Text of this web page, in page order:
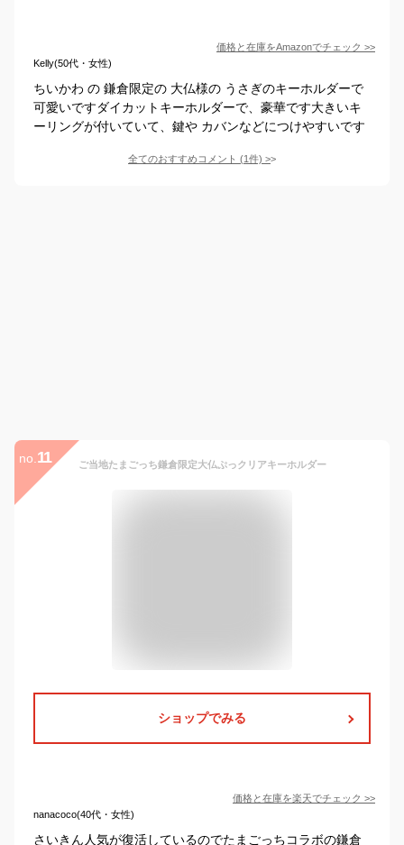
価格と在庫をAmazonでチェック >>
Kelly(50代・女性)
ちいかわ の 鎌倉限定の 大仏様の うさぎのキーホルダーで
可愛いですダイカットキーホルダーで、豪華です大きいキ
ーリングが付いていて、鍵や カバンなどにつけやすいです
全てのおすすめコメント (1件) >
no. 11 ご当地たまごっち鎌倉限定大仏ぷっクリアキーホルダー
ショップでみる
価格と在庫を楽天でチェック >>
nanacoco(40代・女性)
さいきん人気が復活しているのでたまごっちコラボの鎌倉